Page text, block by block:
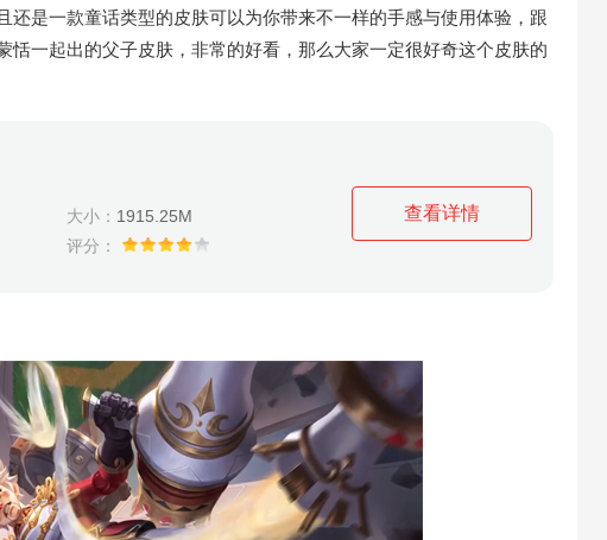
还是一款童话类型的皮肤可以为你带来不一样的手感与使用体验，跟
恬一起出的父子皮肤，非常的好看，那么大家一定很好奇这个皮肤的
大小： 1915.25M
评分：
查看详情